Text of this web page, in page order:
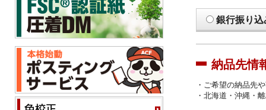
銀行振り込
納品先情
・ご希望の納品先
・北海道・沖縄・